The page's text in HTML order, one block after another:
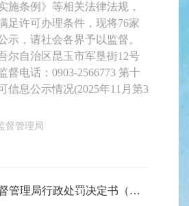
施条例》等相关法律法规，
足许可办理条件，现将76家
示，请社会各界予以监督。
尔自治区昆玉市军垦街12号
督电话：0903-2566773 第十
信息公示情况(2025年11月第3
督管理局
第十四师市场监督管理局行政处罚决定书（十四师市监处罚〔2025〕44号）